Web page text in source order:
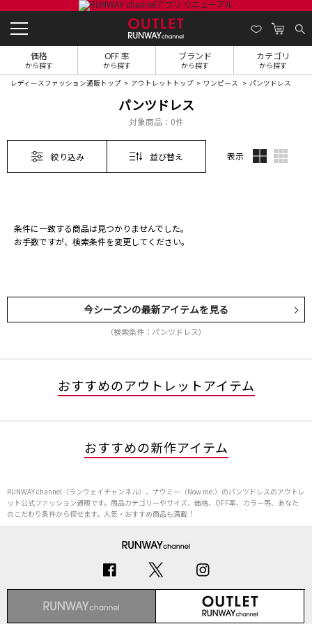
価格
から探す
OFF 率
から探す
ブランド
から探す
カテゴリ
から探す
レディースファッション通販トップ アウトレットトップ ワンピース パンツドレス
パンツドレス
対象商品： 0件
絞り込み 並び替え 表示
条件に一致する商品は見つかりませんでした。
お手数ですが、検索条件を変更してください。
今シーズンの最新アイテムを見る
（検索条件：パンツドレス）
おすすめのアウトレットアイテム
おすすめの新作アイテム
RUNWAY channel（ランウェイチャンネル）、ナウミー（Now me.）のパンツドレスのアウトレ
ット公式ファッション通販です。商品カテゴリーやサイズ、価格、OFF率、カラー等、あなた
のこだわり条件から探せます。人気・おすすめ商品も満載！